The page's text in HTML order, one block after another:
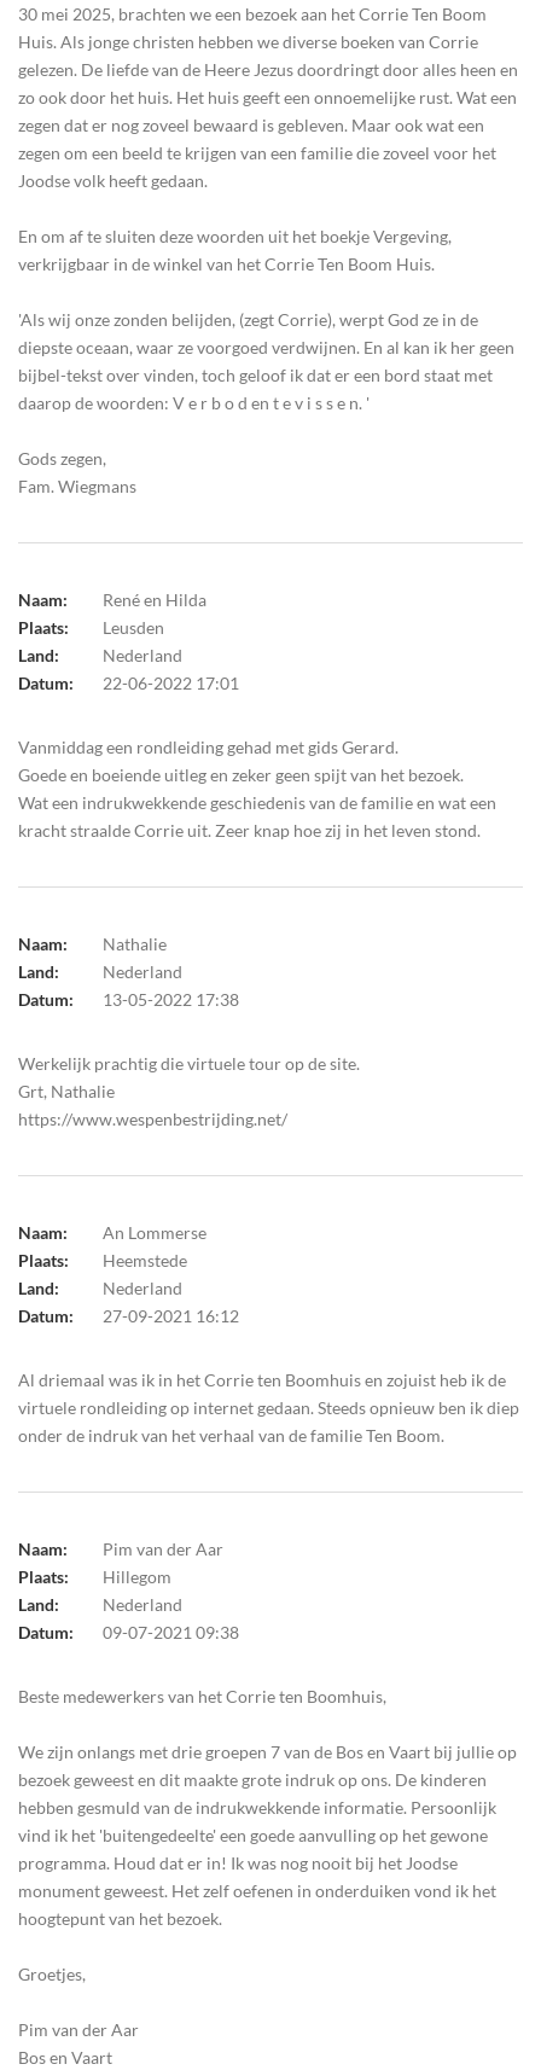
30 mei 2025, brachten we een bezoek aan het Corrie Ten Boom
Huis. Als jonge christen hebben we diverse boeken van Corrie
gelezen. De liefde van de Heere Jezus doordringt door alles heen en
zo ook door het huis. Het huis geeft een onnoemelijke rust. Wat een
zegen dat er nog zoveel bewaard is gebleven. Maar ook wat een
zegen om een beeld te krijgen van een familie die zoveel voor het
Joodse volk heeft gedaan.
En om af te sluiten deze woorden uit het boekje Vergeving,
verkrijgbaar in de winkel van het Corrie Ten Boom Huis.
'Als wij onze zonden belijden, (zegt Corrie), werpt God ze in de
diepste oceaan, waar ze voorgoed verdwijnen. En al kan ik her geen
bijbel-tekst over vinden, toch geloof ik dat er een bord staat met
daarop de woorden: V e r b o d en t e v i s s e n. '
Gods zegen,
Fam. Wiegmans
Naam:
René en Hilda
Plaats:
Leusden
Land:
Nederland
Datum:
22-06-2022 17:01
Vanmiddag een rondleiding gehad met gids Gerard.
Goede en boeiende uitleg en zeker geen spijt van het bezoek.
Wat een indrukwekkende geschiedenis van de familie en wat een
kracht straalde Corrie uit. Zeer knap hoe zij in het leven stond.
Naam:
Nathalie
Land:
Nederland
Datum:
13-05-2022 17:38
Werkelijk prachtig die virtuele tour op de site.
Grt, Nathalie
https://www.wespenbestrijding.net/
Naam:
An Lommerse
Plaats:
Heemstede
Land:
Nederland
Datum:
27-09-2021 16:12
Al driemaal was ik in het Corrie ten Boomhuis en zojuist heb ik de
virtuele rondleiding op internet gedaan. Steeds opnieuw ben ik diep
onder de indruk van het verhaal van de familie Ten Boom.
Naam:
Pim van der Aar
Plaats:
Hillegom
Land:
Nederland
Datum:
09-07-2021 09:38
Beste medewerkers van het Corrie ten Boomhuis,
We zijn onlangs met drie groepen 7 van de Bos en Vaart bij jullie op
bezoek geweest en dit maakte grote indruk op ons. De kinderen
hebben gesmuld van de indrukwekkende informatie. Persoonlijk
vind ik het 'buitengedeelte' een goede aanvulling op het gewone
programma. Houd dat er in! Ik was nog nooit bij het Joodse
monument geweest. Het zelf oefenen in onderduiken vond ik het
hoogtepunt van het bezoek.
Groetjes,
Pim van der Aar
Bos en Vaart